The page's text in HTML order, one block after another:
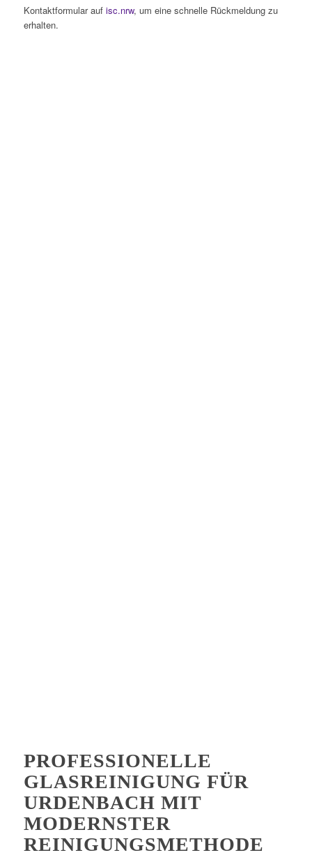
Kontaktformular auf isc.nrw, um eine schnelle Rückmeldung zu
erhalten.
PROFESSIONELLE
GLASREINIGUNG FÜR
URDENBACH MIT
MODERNSTER
REINIGUNGSMETHODE